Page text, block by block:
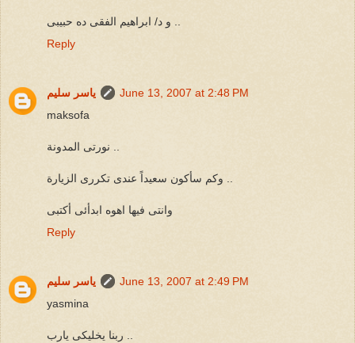
و د/ ابراهيم الفقى ده حبيبى ..
Reply
ياسر سليم
June 13, 2007 at 2:48 PM
maksofa
نورتى المدونة ..
وكم سأكون سعيداً عندى تكررى الزيارة ..
وانتى فيها اهوه ابدأئى أكتبى
Reply
ياسر سليم
June 13, 2007 at 2:49 PM
yasmina
ربنا يخليكى يارب ..